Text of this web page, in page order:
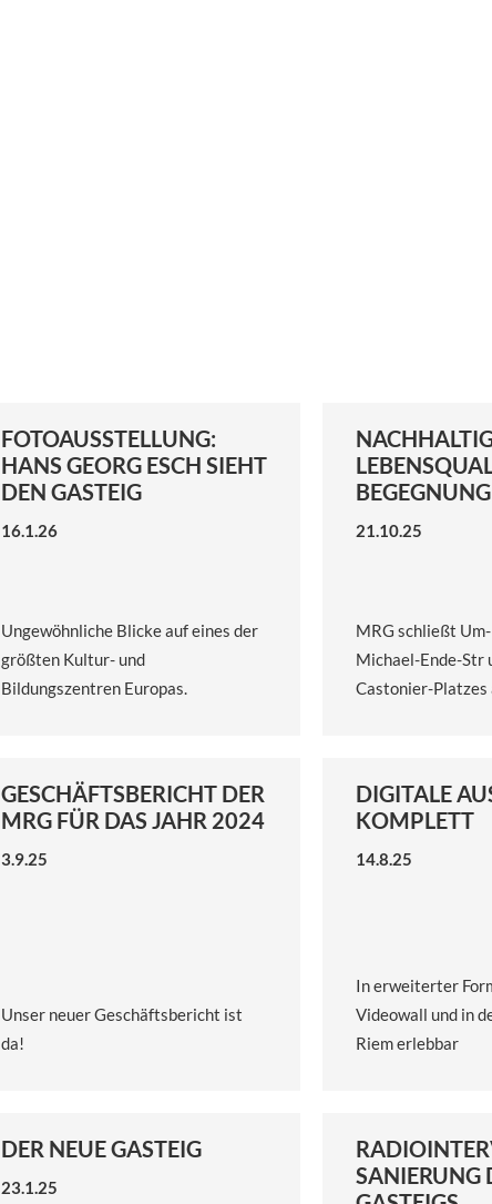
FOTOAUSSTELLUNG:
HANS GEORG ESCH SIEHT
DEN GASTEIG
16.1.26
Ungewöhnliche Blicke auf eines der
größten Kultur- und
Bildungszentren Europas.
BEGEGNUNG
21.10.25
MRG schließt
Michael-Ende-Str
Castonier-Platzes
GESCHÄFTSBERICHT DER
MRG FÜR DAS JAHR 2024
3.9.25
Unser neuer Geschäftsbericht ist
da!
DIGITALE
KOMPLETT
14.8.25
In erweiterter
Videowall und in
Riem erlebbar
DER NEUE GASTEIG
23.1.25
SANIERUNG